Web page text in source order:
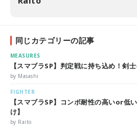
同じカテゴリーの記事
MEASURES
【スマブラSP】判定戦に持ち込め！剣
by Masashi
FIGHTER
【スマブラSP】コンボ耐性の高いor低
け】
by Raito